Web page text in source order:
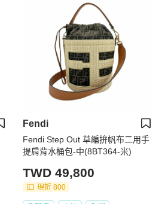
Fendi
Fendi Step Out 草編拚帆布二用手
提肩背水桶包-中(8BT364-米)
TWD 49,800
現折 800